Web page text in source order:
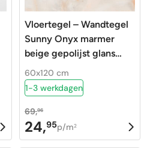
Vloertegel – Wandtegel
Sunny Onyx marmer
beige gepolijst glans
60x120cm
gerectificeerd
60x120 cm
1-3 werkdagen
69,96
Oorspronkelijke
prijs
24,95
Huidige
prijs
p/m2